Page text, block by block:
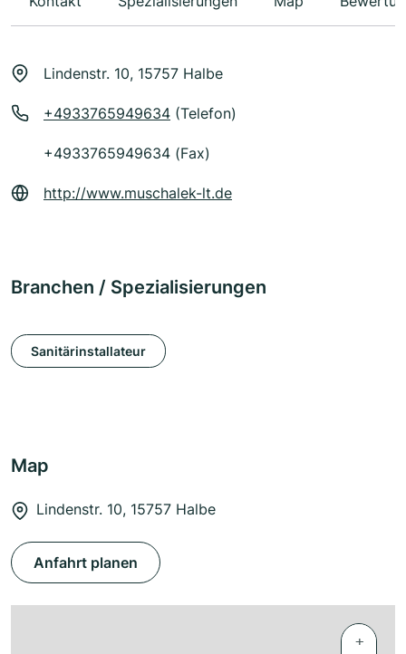
Lindenstr. 10, 15757 Halbe
+4933765949634 (Telefon)
+4933765949634 (Fax)
http://www.muschalek-lt.de
Branchen / Spezialisierungen
Sanitärinstallateur
Map
Lindenstr. 10, 15757 Halbe
Anfahrt planen
+